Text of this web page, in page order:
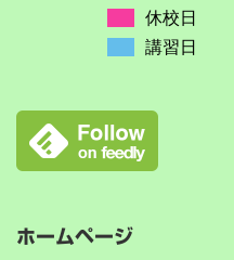
休校日
講習日
ホームページ